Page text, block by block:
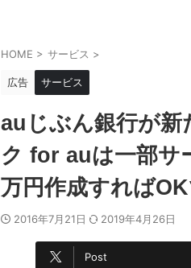
HOME > サービス >
広告 サービス
auじぶん銀行が新
ク for auは一部サ
万円作成すればOK
2016年7月21日 2019年4月26日
Post